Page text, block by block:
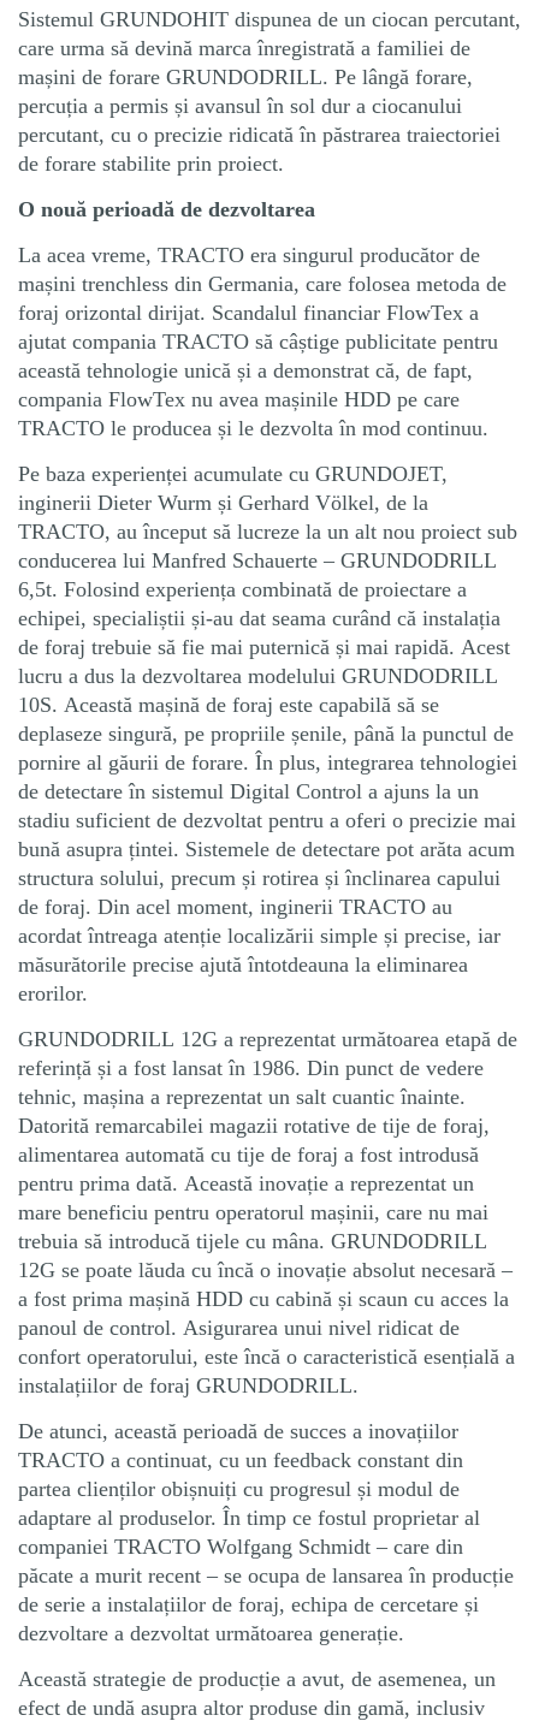
Sistemul GRUNDOHIT dispunea de un ciocan percutant,
care urma să devină marca înregistrată a familiei de
mașini de forare GRUNDODRILL. Pe lângă forare,
percuția a permis și avansul în sol dur a ciocanului
percutant, cu o precizie ridicată în păstrarea traiectoriei
de forare stabilite prin proiect.
O nouă perioadă de dezvoltarea
La acea vreme, TRACTO era singurul producător de
mașini trenchless din Germania, care folosea metoda de
foraj orizontal dirijat. Scandalul financiar FlowTex a
ajutat compania TRACTO să câștige publicitate pentru
această tehnologie unică și a demonstrat că, de fapt,
compania FlowTex nu avea mașinile HDD pe care
TRACTO le producea și le dezvolta în mod continuu.
Pe baza experienței acumulate cu GRUNDOJET,
inginerii Dieter Wurm și Gerhard Völkel, de la
TRACTO, au început să lucreze la un alt nou proiect sub
conducerea lui Manfred Schauerte – GRUNDODRILL
6,5t. Folosind experiența combinată de proiectare a
echipei, specialiștii și-au dat seama curând că instalația
de foraj trebuie să fie mai puternică și mai rapidă. Acest
lucru a dus la dezvoltarea modelului GRUNDODRILL
10S. Această mașină de foraj este capabilă să se
deplaseze singură, pe propriile șenile, până la punctul de
pornire al găurii de forare. În plus, integrarea tehnologiei
de detectare în sistemul Digital Control a ajuns la un
stadiu suficient de dezvoltat pentru a oferi o precizie mai
bună asupra țintei. Sistemele de detectare pot arăta acum
structura solului, precum și rotirea și înclinarea capului
de foraj. Din acel moment, inginerii TRACTO au
acordat întreaga atenție localizării simple și precise, iar
măsurătorile precise ajută întotdeauna la eliminarea
erorilor.
GRUNDODRILL 12G a reprezentat următoarea etapă de
referință și a fost lansat în 1986. Din punct de vedere
tehnic, mașina a reprezentat un salt cuantic înainte.
Datorită remarcabilei magazii rotative de tije de foraj,
alimentarea automată cu tije de foraj a fost introdusă
pentru prima dată. Această inovație a reprezentat un
mare beneficiu pentru operatorul mașinii, care nu mai
trebuia să introducă tijele cu mâna. GRUNDODRILL
12G se poate lăuda cu încă o inovație absolut necesară –
a fost prima mașină HDD cu cabină și scaun cu acces la
panoul de control. Asigurarea unui nivel ridicat de
confort operatorului, este încă o caracteristică esențială a
instalațiilor de foraj GRUNDODRILL.
De atunci, această perioadă de succes a inovațiilor
TRACTO a continuat, cu un feedback constant din
partea clienților obișnuiți cu progresul și modul de
adaptare al produselor. În timp ce fostul proprietar al
companiei TRACTO Wolfgang Schmidt – care din
păcate a murit recent – se ocupa de lansarea în producție
de serie a instalațiilor de foraj, echipa de cercetare și
dezvoltare a dezvoltat următoarea generație.
Această strategie de producție a avut, de asemenea, un
efect de undă asupra altor produse din gamă, inclusiv